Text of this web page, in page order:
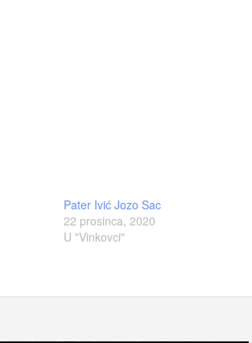
Pater Ivić Jozo Sac
22 prosinca, 2020
U "Vinkovci"